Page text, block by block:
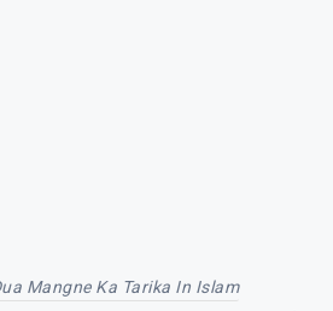
Mangne Ka Tarika In Islam